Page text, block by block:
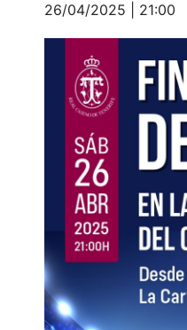
26/04/2025 | 21:00